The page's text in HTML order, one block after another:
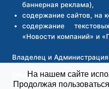
баннерная реклама),
содержание сайтов, на
содержание
«Новости компаний» и
Владелец и
Общество с
«Новосибирск Медиа»
На нашем сайте
Продолжая